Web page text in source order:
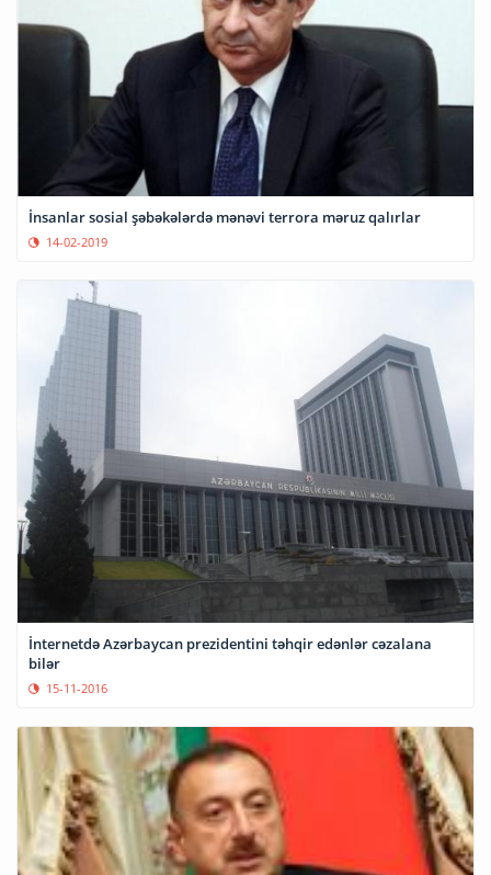
İnsanlar sosial şəbəkələrdə mənəvi terrora məruz qalırlar
14-02-2019
İnternetdə Azərbaycan prezidentini təhqir edənlər cəzalana
bilər
15-11-2016